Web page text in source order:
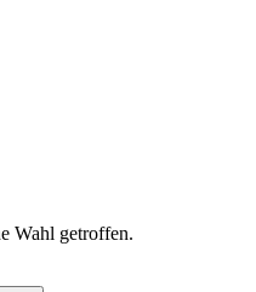
Wahl getroffen.